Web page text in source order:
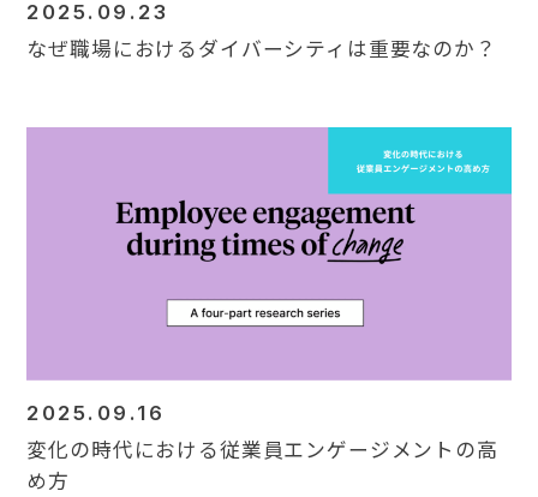
2025.09.23
なぜ職場におけるダイバーシティは重要なのか？
2025.09.16
変化の時代における従業員エンゲージメントの高
め方